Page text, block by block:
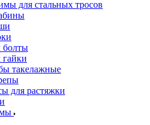
для стальных тросов
такелажные
для растяжки